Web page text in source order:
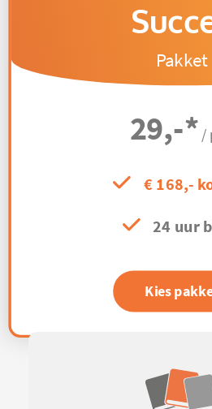
Pakket
29,-* /
€ 168,-
24 uur
Kies